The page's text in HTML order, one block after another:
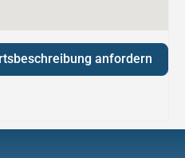
anfordern